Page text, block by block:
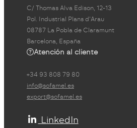
C/ Thomas Alva Edison, 12-13
Pol. Industrial Plans d'Arau
08787 La Pobla de Claramunt
Barcelona, España
Atención al cliente
+34 93 808 79 80
info@sofamel.es
export@sofamel.es
LinkedIn